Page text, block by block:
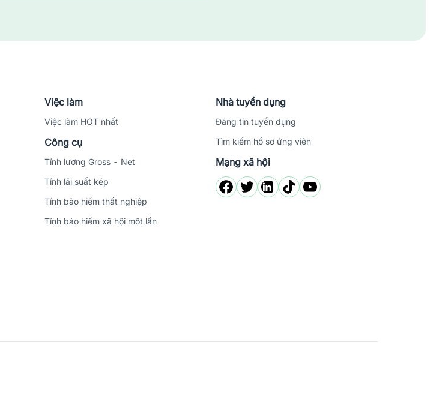
Việc làm
Việc làm HOT nhất
Công cụ
Tính lương Gross - Net
Tính lãi suất kép
Tính bảo hiểm thất nghiệp
Tính bảo hiểm xã hội một lần
Nhà tuyển dụng
Đăng tin tuyển dụng
Tìm kiếm hồ sơ ứng viên
Mạng xã hội